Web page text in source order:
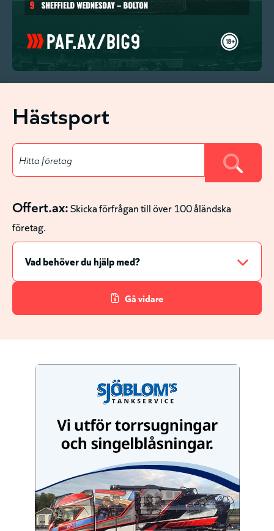
Hästsport
Offert.ax:Skicka förfrågan till över 100 åländska
företag.
Gå vidare